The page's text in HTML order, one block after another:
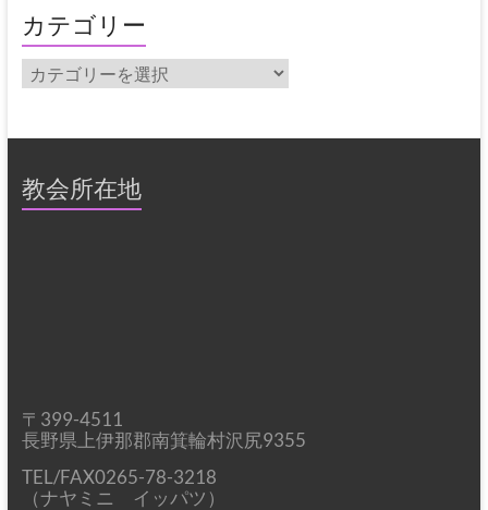
イ
ブ
カテゴリー
カ
テ
教会所在地
〒399-4511
長野県上伊那郡南箕輪村沢尻9355
TEL/FAX0265-78-3218
（ナヤミニ イッパツ）